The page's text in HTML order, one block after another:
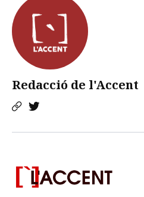
Redacció de l'Accent